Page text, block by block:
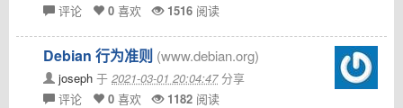
评论
0 喜欢 1516 阅读
Debian 行为准则 (www.debian.org)
joseph 于 2021-03-01 20:04:47分享
评论
0 喜欢 1182 阅读